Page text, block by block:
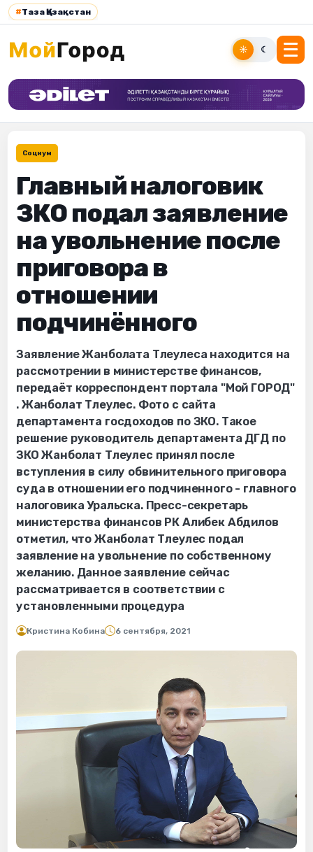
#Таза Қазақстан
☀ ☾
Социум
Главный налоговик
ЗКО подал заявление
на увольнение после
приговора в
отношении
подчинённого
Заявление Жанболата Тлеулеса находится на
рассмотрении в министерстве финансов,
передаёт корреспондент портала "Мой ГОРОД"
. Жанболат Тлеулес. Фото с сайта
департамента госдоходов по ЗКО. Такое
решение руководитель департамента ДГД по
ЗКО Жанболат Тлеулес принял после
вступления в силу обвинительного приговора
суда в отношении его подчиненного - главного
налоговика Уральска. Пресс-секретарь
министерства финансов РК Алибек Абдилов
отметил, что Жанболат Тлеулес подал
заявление на увольнение по собственному
желанию. Данное заявление сейчас
рассматривается в соответствии с
установленными процедура
Кристина Кобина 6 сентября, 2021